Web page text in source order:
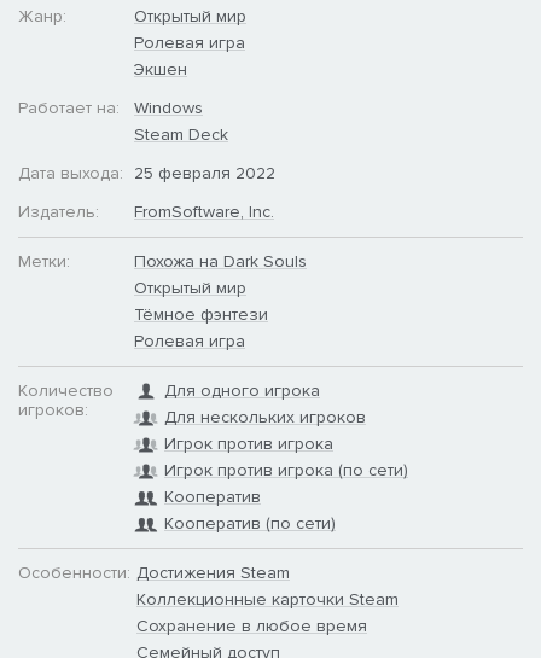
Жанр:
Открытый мир
Ролевая игра
Экшен
Работает на:
Windows
Steam Deck
Дата выхода:
25 февраля 2022
Издатель:
FromSoftware, Inc.
Метки:
Похожа на Dark Souls
Открытый мир
Тёмное фэнтези
Ролевая игра
Количество
игроков:
Для одного игрока
Для нескольких игроков
Игрок против игрока
Игрок против игрока (по сети)
Кооператив
Кооператив (по сети)
Особенности: Достижения Steam
Коллекционные карточки Steam
Сохранение в любое время
Семейный доступ